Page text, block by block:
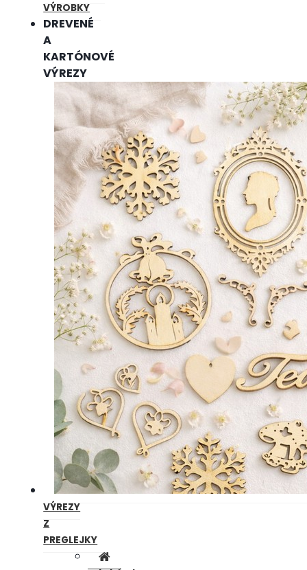
VÝROBKY
DREVENÉ
A
KARTÓNOVÉ
VÝREZY
VÝREZY
Z
PREGLEJKY